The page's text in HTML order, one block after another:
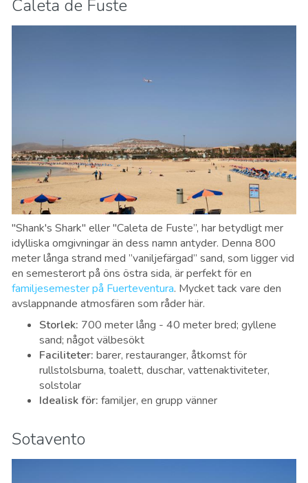
Caleta de Fuste
"Shank's Shark" eller "Caleta de Fuste”, har betydligt mer
idylliska omgivningar än dess namn antyder. Denna 800
meter långa strand med ”vaniljefärgad” sand, som ligger vid
en semesterort på öns östra sida, är perfekt för en
familjesemester på Fuerteventura. Mycket tack vare den
avslappnande atmosfären som råder här.
Storlek: 700 meter lång - 40 meter bred; gyllene
sand; något välbesökt
Faciliteter: barer, restauranger, åtkomst för
rullstolsburna, toalett, duschar, vattenaktiviteter,
solstolar
Idealisk för: familjer, en grupp vänner
Sotavento